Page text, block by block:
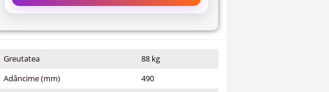
Greutatea
88 kg
Adâncime (mm)
490